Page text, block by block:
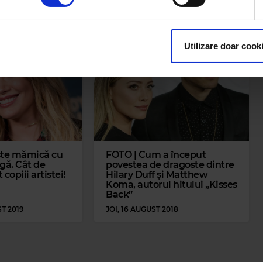
traficul. De asemenea, le oferim partenerilor de rețele
care folosiți site-ul nostru. Aceștia le pot combina cu alte
Utilizare doar
mămică cu
Cât de
copiii artistei!
2019
FOTO | Cum a început
povestea de dragoste dintre
Hilary Duff și Matthew
Koma, autorul hitului „Kisses
Back”
JOI, 16 AUGUST 2018